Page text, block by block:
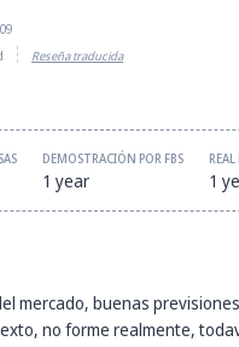
Reseña traducida
DEMOSTRACIÓN POR FBS
1 year
REAL
1
mercado, buenas
no forme realmente,